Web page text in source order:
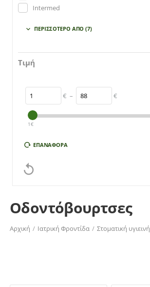
Intermed
Lactona
Plac Aid
 ΠΕΡΙΣΣΌΤΕΡΟ ΑΠΌ (7)
Τιμή
€ – €
1€
ΕΠΑΝΑΦΟΡΆ

Οδοντόβουρτσες
Αρχική / Ιατρική Φροντίδα / Στοματική υγιεινή